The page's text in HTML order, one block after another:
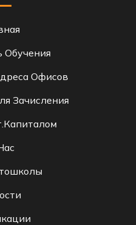
Обучения
Офисов
Зачисления